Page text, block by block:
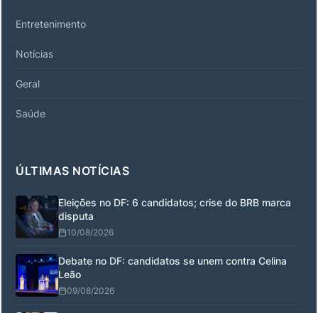
Entretenimento
Notícias
Geral
Saúde
ÚLTIMAS NOTÍCIAS
Eleições no DF: 6 candidatos; crise do BRB marca
disputa
10/08/2026
Debate no DF: candidatos se unem contra Celina
Leão
09/08/2026